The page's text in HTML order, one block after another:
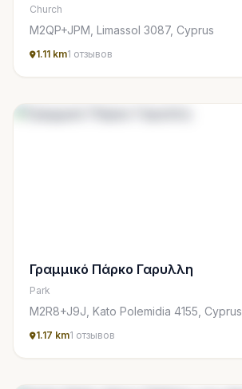
Church
M2QP+JPM, Limassol 3087, Cyprus
1.11 km1 отзывов
Γραμμικό Πάρκο Γαρυλλη
Park
M2R8+J9J, Kato Polemidia 4155, Cyprus
1.17 km1 отзывов